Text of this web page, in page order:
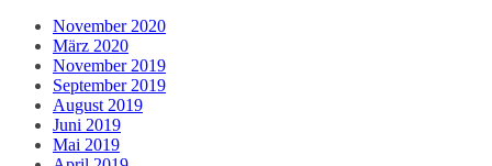
November 2020
März 2020
November 2019
September 2019
August 2019
Juni 2019
Mai 2019